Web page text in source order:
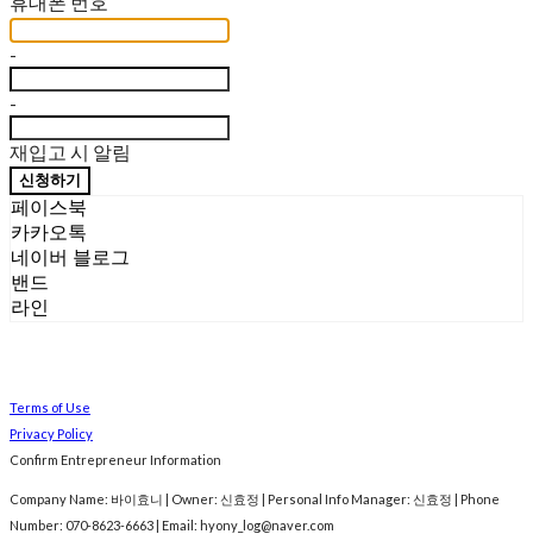
-
-
재입고 시 알림
신청하기
페이스북
카카오톡
네이버 블로그
밴드
라인
Terms of Use
Privacy Policy
Confirm Entrepreneur Information
Company Name: 바이효니 | Owner: 신효정 | Personal Info Manager: 신효정 | Phone
Number: 070-8623-6663 | Email: hyony_log@naver.com